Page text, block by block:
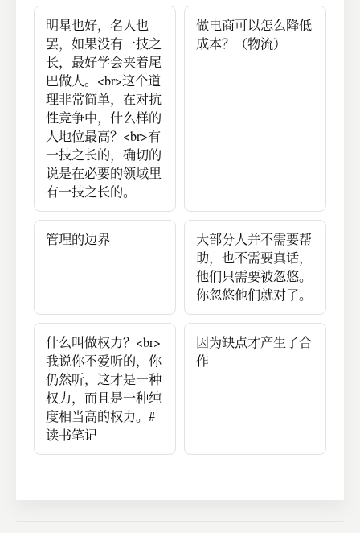
明星也好，名人也
罢，如果没有一技之
长，最好学会夹着尾
巴做人。<br>这个道
理非常简单，在对抗
性竞争中，什么样的
人地位最高？<br>有
一技之长的，确切的
说是在必要的领域里
有一技之长的。
做电商可以怎么降低
成本？（物流）
管理的边界
大部分人并不需要帮
助，也不需要真话，
他们只需要被忽悠。
你忽悠他们就对了。
什么叫做权力？<br>
我说你不爱听的，你
仍然听，这才是一种
权力，而且是一种纯
度相当高的权力。#
读书笔记
因为缺点才产生了合
作